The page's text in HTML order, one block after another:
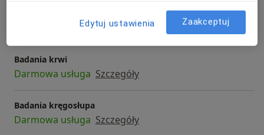
Szczegóły
Badania krwi
Darmowa usługa Szczegóły
Badania kręgosłupa
Darmowa usługa Szczegóły
Edytuj ustawienia Zaakceptuj